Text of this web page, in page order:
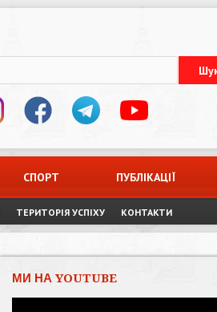
СПОРТ ПУБЛІКАЦІЇ
ТЕРИТОРІЯ УСПІХУ КОНТАКТИ
МИ НА YOUTUBE